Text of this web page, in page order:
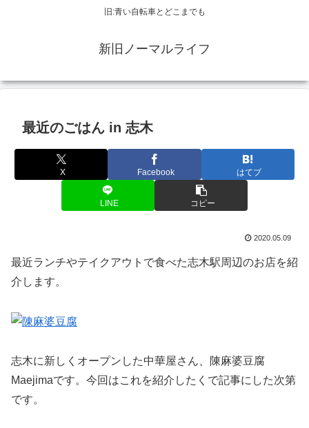
旧:青い自転車とどこまでも
新旧ノーマルライフ
最近のごはん in 志木
X Facebook はてブ
LINE コピー
2020.05.09
最近ランチやテイクアウトで食べた志木駅周辺のお店を紹
介します。
志木に新しくオープンした中華屋さん、陳麻婆豆腐
Maejimaです。今回はこれを紹介したくで記事にした次第
です。